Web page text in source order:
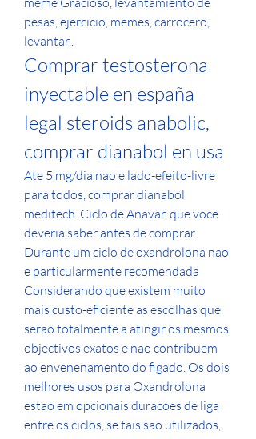
pesas, ejercicio, memes, carrocero,
levantar,.
Comprar testosterona
inyectable en españa
legal steroids anabolic,
comprar dianabol en usa
Ate 5 mg/dia nao e lado-efeito-livre
para todos, comprar dianabol
meditech. Ciclo de Anavar, que voce
deveria saber antes de comprar.
Durante um ciclo de oxandrolona nao
e particularmente recomendada
Considerando que existem muito
mais custo-eficiente as escolhas que
serao totalmente a atingir os mesmos
objectivos exatos e nao contribuem
ao envenenamento do figado. Os dois
melhores usos para Oxandrolona
estao em opcionais duracoes de liga
entre os ciclos, se tais sao utilizados,